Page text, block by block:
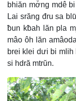
bhiăn mơ̆ng mdê
Lai srăng đru sa
ƀun kƀah lăn pla
mâo ôh lăn
brei klei dưi bi
si hdră mtrŭn.